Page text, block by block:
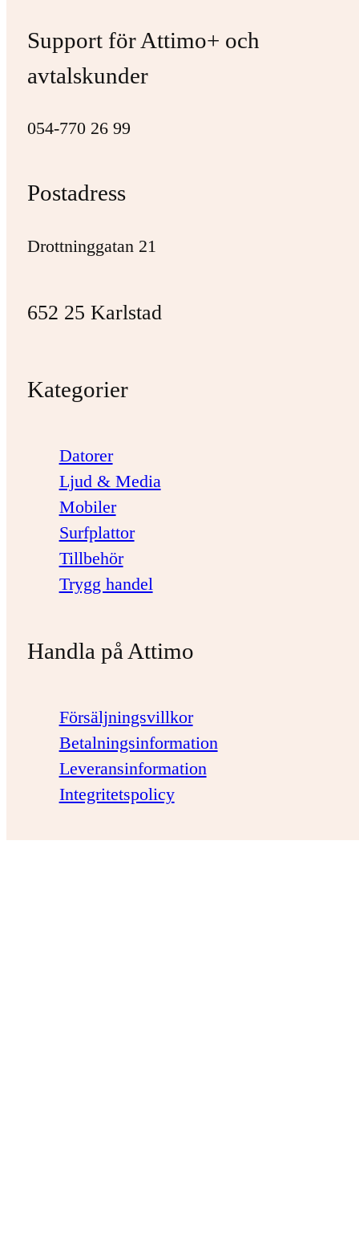
Support för Attimo+ och
avtalskunder
054-770 26 99
Postadress
Drottninggatan 21
652 25 Karlstad
Kategorier
Datorer
Ljud & Media
Mobiler
Surfplattor
Tillbehör
Trygg handel
Handla på Attimo
Försäljningsvillkor
Betalningsinformation
Leveransinformation
Integritetspolicy